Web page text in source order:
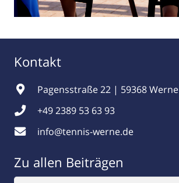
Kontakt
Pagensstraße 22 | 59368 Werne
+49 2389 53 63 93
info@tennis-werne.de
Zu allen Beiträgen